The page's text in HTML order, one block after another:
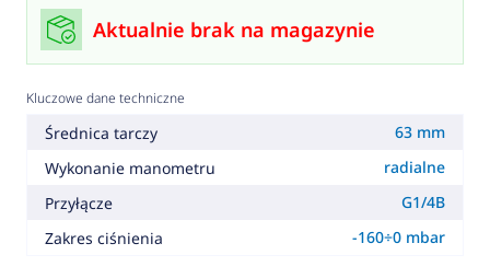
Aktualnie brak na magazynie
Kluczowe dane techniczne
Średnica tarczy
63 mm
Wykonanie manometru
radialne
Przyłącze
G1/4B
Zakres ciśnienia
-160÷0 mbar